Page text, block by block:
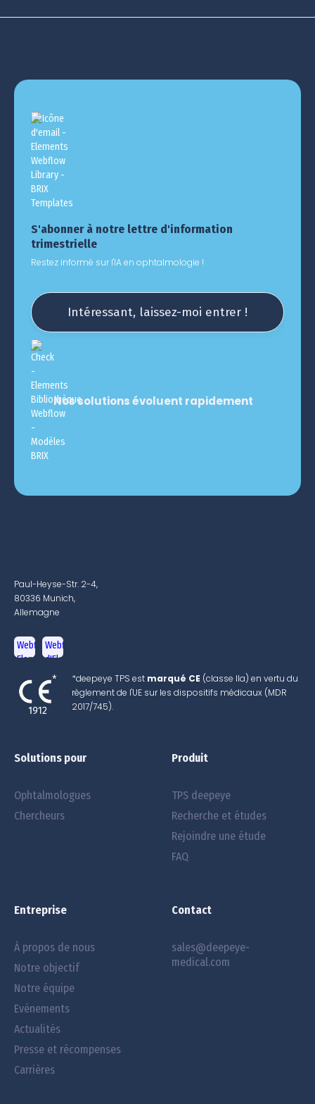
S'abonner à notre lettre d'information
trimestrielle
Restez informé sur l'IA en ophtalmologie !
Intéressant, laissez-moi entrer !
Nos solutions évoluent rapidement
Paul-Heyse-Str. 2-4,
80336 Munich,
Allemagne
*deepeye TPS est marqué CE (classe IIa) en vertu du
règlement de l'UE sur les dispositifs médicaux (MDR
2017/745).
Solutions pour
Ophtalmologues
Chercheurs
Produit
TPS deepeye
Recherche et études
Rejoindre une étude
FAQ
Entreprise
À propos de nous
Notre objectif
Notre équipe
Evénements
Actualités
Presse et récompenses
Carrières
Contact
sales@deepeye-
medical.com